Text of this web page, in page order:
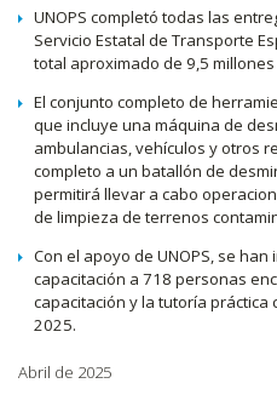
UNOPS completó todas las
Servicio Estatal de Transporte
total aproximado de 9,5 millones
El conjunto completo de
que incluye una máquina de
ambulancias, vehículos y otros
completo a un batallón de
permitirá llevar a cabo
de limpieza de terrenos
Con el apoyo de UNOPS, se
capacitación a 718 personas
capacitación y la tutoría
2025.
Abril de 2025